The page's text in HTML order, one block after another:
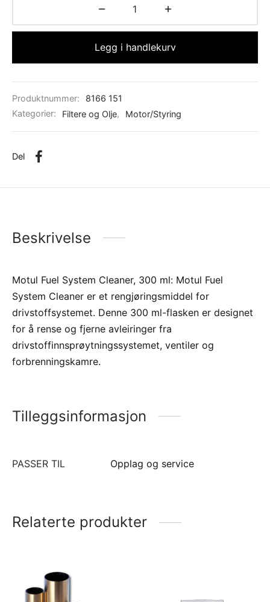
Legg i handlekurv
Produktnummer:
8166 151
Kategorier:
Filtere og Olje, Motor/Styring
Del
Beskrivelse
Motul Fuel System Cleaner, 300 ml: Motul Fuel
System Cleaner er et rengjøringsmiddel for
drivstoffsystemet. Denne 300 ml-flasken er designet
for å rense og fjerne avleiringer fra
drivstoffinnsprøytningssystemet, ventiler og
forbrenningskamre.
Tilleggsinformasjon
PASSER TIL Opplag og service
Relaterte produkter